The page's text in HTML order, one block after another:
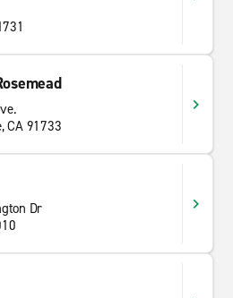
CA 91733
Dr